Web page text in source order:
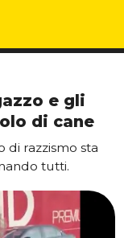
e gli
di cane
di razzismo sta
tutti.